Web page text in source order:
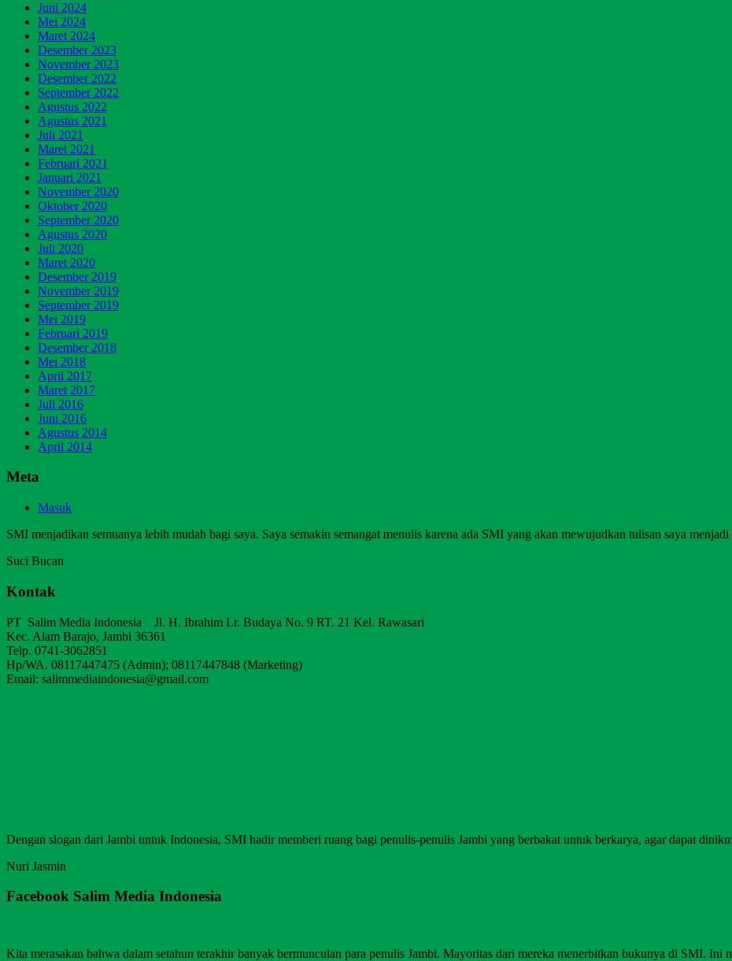
Juni 2024
Mei 2024
Maret 2024
Desember 2023
November 2023
Desember 2022
September 2022
Agustus 2022
Agustus 2021
Juli 2021
Maret 2021
Februari 2021
Januari 2021
November 2020
Oktober 2020
September 2020
Agustus 2020
Juli 2020
Maret 2020
Desember 2019
November 2019
September 2019
Mei 2019
Februari 2019
Desember 2018
Mei 2018
April 2017
Maret 2017
Juli 2016
Juni 2016
Agustus 2014
April 2014
Meta
Masuk
SMI menjadikan semuanya lebih mudah bagi saya. Saya semakin semangat menulis karena ada SMI yang akan mewujudkan tulisan saya menjadi
Suci Bucan
Kontak
PT Salim Media Indonesia Jl. H. Ibrahim Lr. Budaya No. 9 RT. 21 Kel. Rawasari
Kec. Alam Barajo, Jambi 36361
Telp. 0741-3062851
Hp/WA. 08117447475 (Admin); 08117447848 (Marketing)
Email: salimmediaindonesia@gmail.com
Dengan slogan dari Jambi untuk Indonesia, SMI hadir memberi ruang bagi penulis-penulis Jambi yang berbakat untuk berkarya, agar dapat
Nuri Jasmin
Facebook Salim Media Indonesia
Kita merasakan bahwa dalam setahun terakhir banyak bermunculan para penulis Jambi. Mayoritas dari mereka menerbitkan bukunya di SMI. Ini